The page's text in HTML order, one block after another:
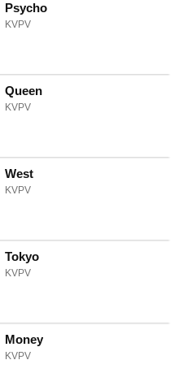
Psycho
KVPV
Queen
KVPV
West
KVPV
Tokyo
KVPV
Money
KVPV